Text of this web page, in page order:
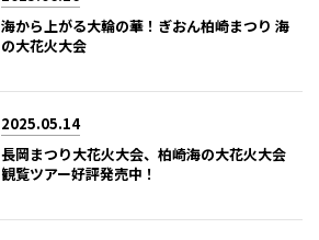
海から上がる大輪の華！ぎおん柏崎まつり 海
の大花火大会
2025.05.14
長岡まつり大花火大会、柏崎海の大花火大会
観覧ツアー好評発売中！